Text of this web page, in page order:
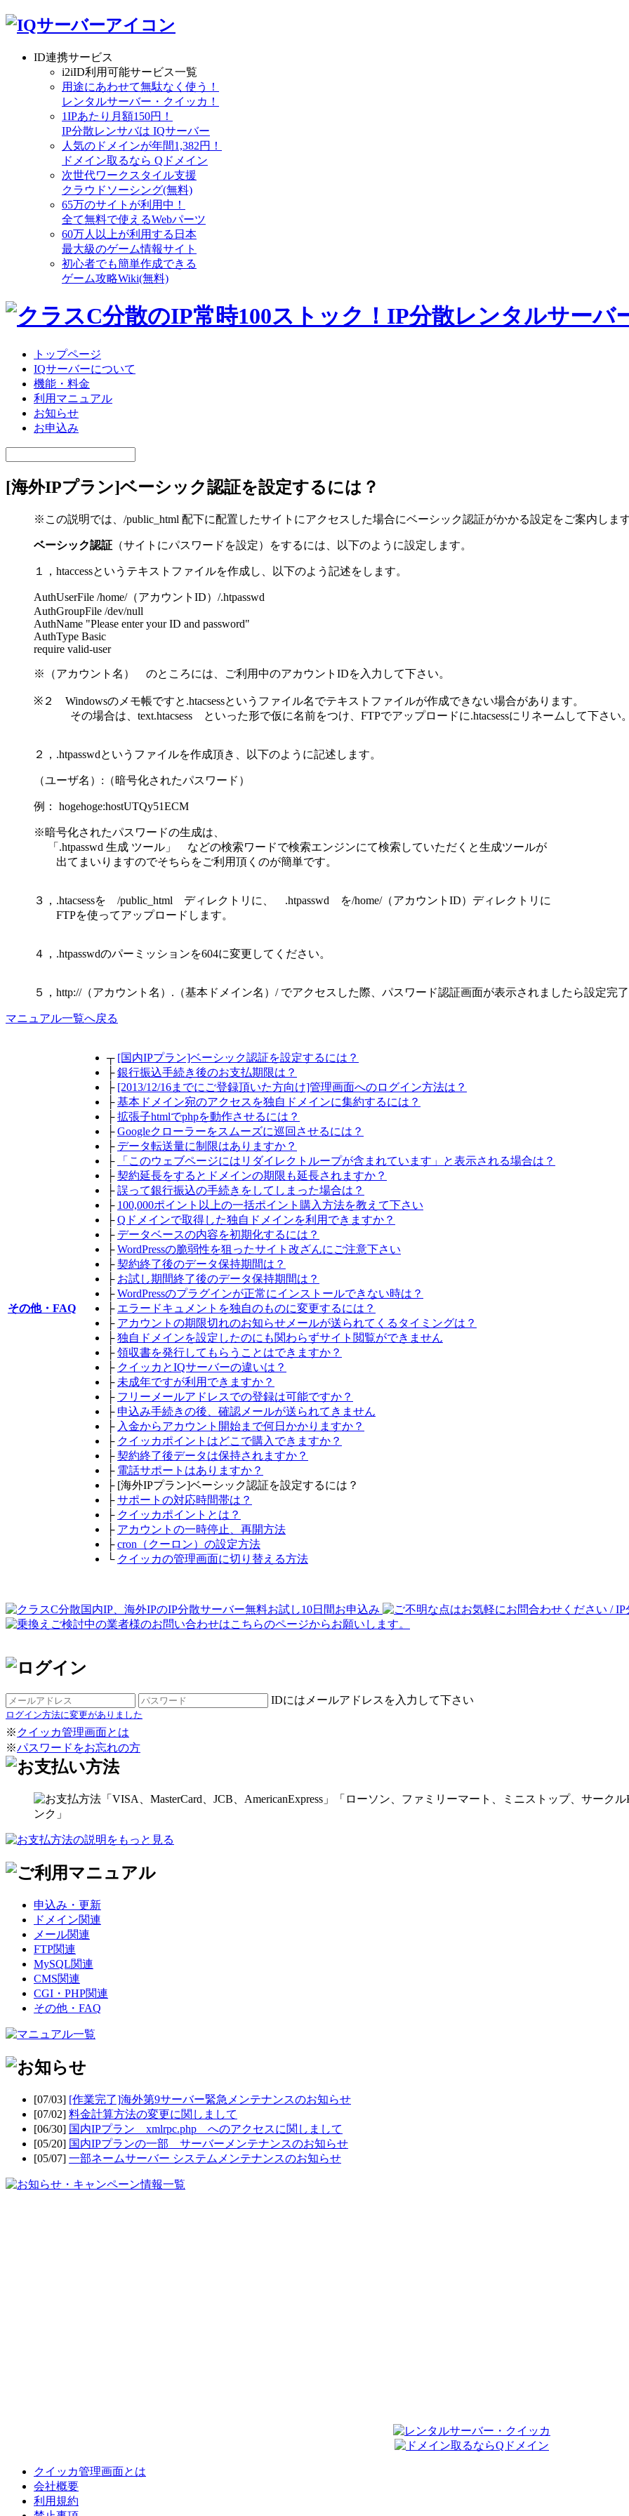
ID連携サービス
i2iID利用可能サービス一覧
用途にあわせて無駄なく使う！
レンタルサーバー・クイッカ！
1IPあたり月額150円！
IP分散レンサバは IQサーバー
人気のドメインが年間1,382円！
ドメイン取るなら Qドメイン
次世代ワークスタイル支援
クラウドソーシング(無料)
65万のサイトが利用中！
全て無料で使えるWebパーツ
60万人以上が利用する日本
最大級のゲーム情報サイト
初心者でも簡単作成できる
ゲーム攻略Wiki(無料)
トップページ
IQサーバーについて
機能・料金
利用マニュアル
お知らせ
お申込み
[海外IPプラン]ベーシック認証を設定するには？
※この説明では、/public_html 配下に配置したサイトにアクセスした場合にベーシック認証がかかる設定をご案内しま
ベーシック認証 （サイトにパスワードを設定）をするには、以下のように設定します。
１，htaccessというテキストファイルを作成し、以下のよう記述をします。
AuthUserFile /home/（アカウントID）/.htpasswd
AuthGroupFile /dev/null
AuthName "Please enter your ID and password"
AuthType Basic
require valid-user
※（アカウント名） のところには、ご利用中のアカウントIDを入力して下さい。
※２ Windowsのメモ帳ですと.htacsessというファイル名でテキストファイルが作成できない場合があります。
その場合は、text.htacsess といった形で仮に名前をつけ、FTPでアップロードに.htacsessにリネームして下さい
２，.htpasswdというファイルを作成頂き、以下のように記述します。
（ユーザ名）:（暗号化されたパスワード）
例： hogehoge:hostUTQy51ECM
※暗号化されたパスワードの生成は、
「.htpasswd 生成 ツール」 などの検索ワードで検索エンジンにて検索していただくと生成ツールが
出てまいりますのでそちらをご利用頂くのが簡単です。
３，.htacsessを /public_html ディレクトリに、 .htpasswd を/home/（アカウントID）ディレクトリに
FTPを使ってアップロードします。
４，.htpasswdのパーミッションを604に変更してください。
５，http://（アカウント名）.（基本ドメイン名）/ でアクセスした際、パスワード認証画面が表示されましたら設定完
マニュアル一覧へ戻る
その他・FAQ
┬ [国内IPプラン]ベーシック認証を設定するには？
├銀行振込手続き後のお支払期限は？
├ [2013/12/16までにご登録頂いた方向け]管理画面へのログイン方法は？
├基本ドメイン宛のアクセスを独自ドメインに集約するには？
├拡張子htmlでphpを動作させるには？
├Googleクローラーをスムーズに巡回させるには？
├ データ転送量に制限はありますか？
├
「このウェブページにはリダイレクトループが含まれています」と表示される場合は？
├契約延長をするとドメインの期限も延長されますか？
├誤って銀行振込の手続きをしてしまった場合は？
├ 100,000ポイント以上の一括ポイント購入方法を教えて下さい
├Qドメインで取得した独自ドメインを利用できますか？
├ データベースの内容を初期化するには？
├WordPressの脆弱性を狙ったサイト改ざんにご注意下さい
├契約終了後のデータ保持期間は？
├ お試し期間終了後のデータ保持期間は？
├WordPressのプラグインが正常にインストールできない時は？
├ エラードキュメントを独自のものに変更するには？
├ アカウントの期限切れのお知らせメールが送られてくるタイミングは？
├独自ドメインを設定したのにも関わらずサイト閲覧ができません
├領収書を発行してもらうことはできますか？
├ クイッカとIQサーバーの違いは？
├ 未成年ですが利用できますか？
├ フリーメールアドレスでの登録は可能ですか？
├ 申込み手続きの後、確認メールが送られてきません
├ 入金からアカウント開始まで何日かかりますか？
├ クイッカポイントはどこで購入できますか？
├契約終了後データは保持されますか？
├ 電話サポートはありますか？
├ [海外IPプラン]ベーシック認証を設定するには？
├サポートの対応時間帯は？
├ クイッカポイントとは？
├ アカウントの一時停止、再開方法
├cron（クーロン）の設定方法
└ クイッカの管理画面に切り替える方法
IDにはメールアドレスを入力して下さい
ログイン方法に変更がありました
※ クイッカ管理画面とは
※パスワードをお忘れの方
申込み・更新
ドメイン関連
メール関連
FTP関連
MySQL関連
CMS関連
CGI・PHP関連
その他・FAQ
[07/03] [作業完了]海外第9サーバー緊急メンテナンスのお知らせ
[07/02] 料金計算方法の変更に関しまして
[06/30] 国内IPプラン xmlrpc.php へのアクセスに関しまして
[05/20] 国内IPプランの一部 サーバーメンテナンスのお知らせ
[05/07] 一部ネームサーバー システムメンテナンスのお知らせ
クイッカ管理画面とは
会社概要
利用規約